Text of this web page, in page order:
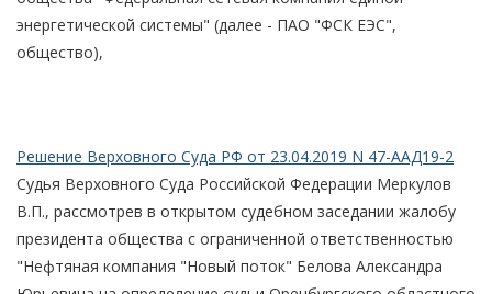
энергетической системы" (далее - ПАО "ФСК ЕЭС",
общество),
Решение Верховного Суда РФ от 23.04.2019 N 47-ААД19-2
Судья Верховного Суда Российской Федерации Меркулов
В.П., рассмотрев в открытом судебном заседании жалобу
президента общества с ограниченной ответственностью
"Нефтяная компания "Новый поток" Белова Александра